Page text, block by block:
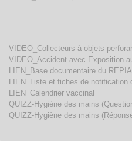
VIDEO_Collecteurs à objets
VIDEO_Accident avec Exposition
LIEN_Base documentaire du REPIA
LIEN_Liste et fiches de notification
LIEN_Calendrier vaccinal
QUIZZ-Hygiène des mains
QUIZZ-Hygiène des mains